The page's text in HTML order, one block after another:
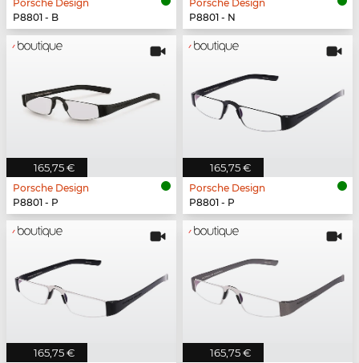
Porsche Design
P8801 - B
Porsche Design
P8801 - N
165,75 €
Porsche Design
P8801 - P
165,75 €
Porsche Design
P8801 - P
165,75 € 165,75 €